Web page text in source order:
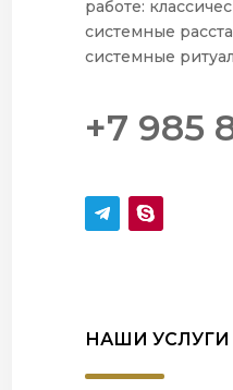
работе:
системные
системные
+7 985
НАШИ УСЛУГИ